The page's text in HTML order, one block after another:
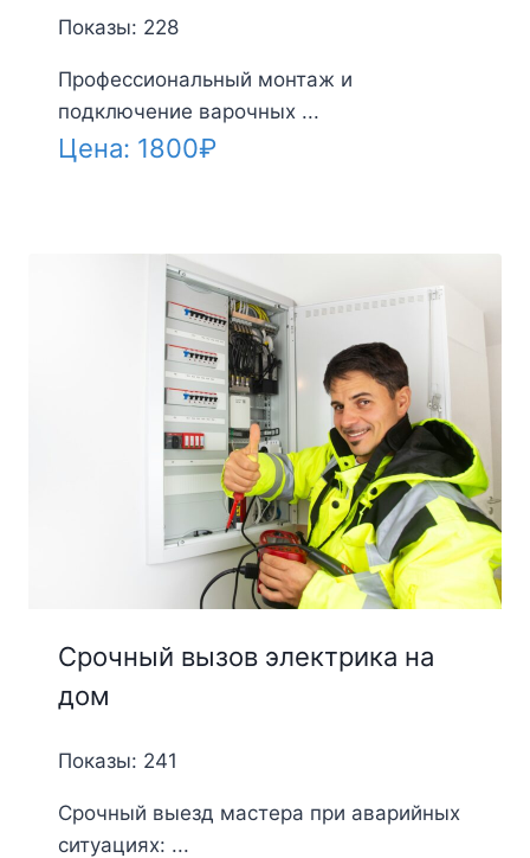
Показы: 228
Профессиональный монтаж и
подключение варочных ...
Цена: 1800₽
Срочный вызов электрика на
дом
Показы: 241
Срочный выезд мастера при аварийных
ситуациях: ...